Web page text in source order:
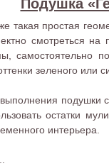
Подушка
такая простая
смотреться на
самостоятельно
зеленого или
подушки
остатки
интерьера.